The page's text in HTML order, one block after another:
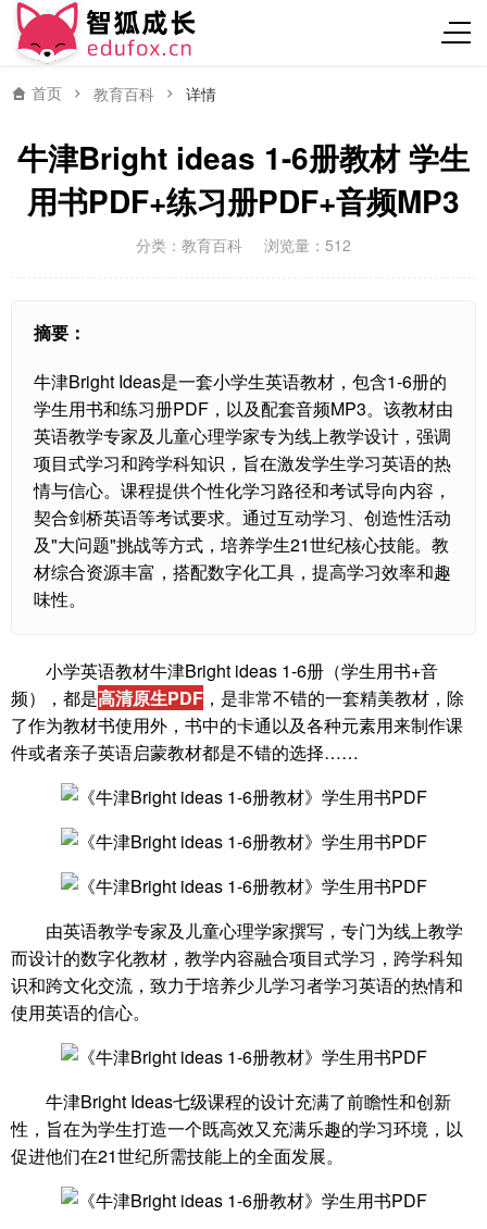
首页 教育百科 详情
牛津Bright ideas 1-6册教材 学生
用书PDF+练习册PDF+音频MP3
分类： 教育百科 浏览量：512
摘要：
牛津Bright Ideas是一套小学生英语教材，包含1-6册的
学生用书和练习册PDF，以及配套音频MP3。该教材由
英语教学专家及儿童心理学家专为线上教学设计，强调
项目式学习和跨学科知识，旨在激发学生学习英语的热
情与信心。课程提供个性化学习路径和考试导向内容，
契合剑桥英语等考试要求。通过互动学习、创造性活动
及"大问题"挑战等方式，培养学生21世纪核心技能。教
材综合资源丰富，搭配数字化工具，提高学习效率和趣
味性。
小学英语教材牛津Bright ideas 1-6册（学生用书+音
频），都是高清原生PDF ，是非常不错的一套精美教材，除
了作为教材书使用外，书中的卡通以及各种元素用来制作课
件或者亲子英语启蒙教材都是不错的选择……
由英语教学专家及儿童心理学家撰写，专门为线上教学
而设计的数字化教材，教学内容融合项目式学习，跨学科知
识和跨文化交流，致力于培养少儿学习者学习英语的热情和
使用英语的信心。
牛津Bright Ideas七级课程的设计充满了前瞻性和创新
性，旨在为学生打造一个既高效又充满乐趣的学习环境，以
促进他们在21世纪所需技能上的全面发展。